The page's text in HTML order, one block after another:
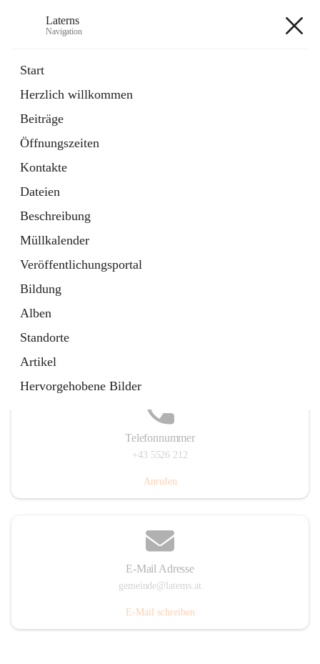
Laterns
Navigation
Start
Herzlich willkommen
Beiträge
Öffnungszeiten
Kontakte
Dateien
Beschreibung
Müllkalender
Veröffentlichungsportal
Bildung
Alben
Standorte
Artikel
Hervorgehobene Bilder
11 Schnellzugriffe
Soziales
1 Schnellzugriff
Telefonnummer
+43 5526 212
Anrufen
E-Mail Adresse
gemeinde@laterns.at
E-Mail schreiben